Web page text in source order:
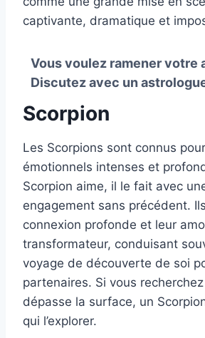
captivante, dramatique et
Vous voulez ramener votre
Discutez avec un
Scorpion
Les Scorpions sont connus
émotionnels intenses et
Scorpion aime, il le fait avec
engagement sans précédent.
connexion profonde et leur
transformateur, conduisant
voyage de découverte de soi
partenaires. Si vous
dépasse la surface, un
qui l’explorer.